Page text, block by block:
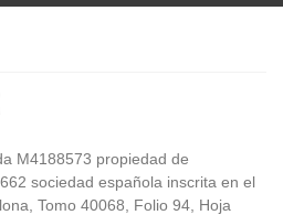
M4188573 propiedad de
sociedad española inscrita en el
Tomo 40068, Folio 94, Hoja